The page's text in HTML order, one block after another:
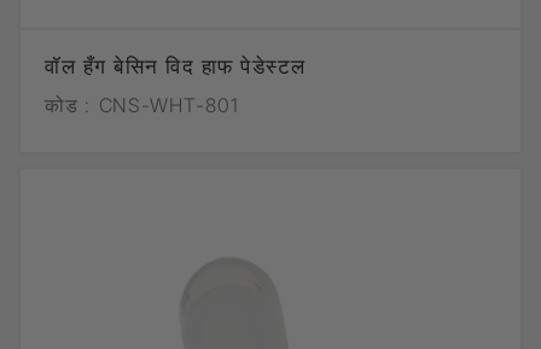
वॉल हँग बेसिन विद हाफ पेडेस्टल
कोड : CNS-WHT-801